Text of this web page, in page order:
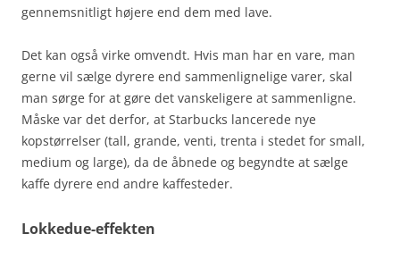
gennemsnitligt højere end dem med lave.
Det kan også virke omvendt. Hvis man har en vare, man
gerne vil sælge dyrere end sammenlignelige varer, skal
man sørge for at gøre det vanskeligere at sammenligne.
Måske var det derfor, at Starbucks lancerede nye
kopstørrelser (tall, grande, venti, trenta i stedet for small,
medium og large), da de åbnede og begyndte at sælge
kaffe dyrere end andre kaffesteder.
Lokkedue-effekten